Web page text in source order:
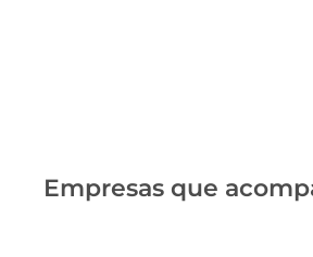
Empresas que